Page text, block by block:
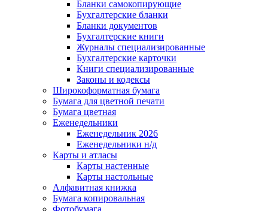
Бланки самокопирующие
Бухгалтерские бланки
Бланки документов
Бухгалтерские книги
Журналы специализированные
Бухгалтерские карточки
Книги специализированные
Законы и кодексы
Широкоформатная бумага
Бумага для цветной печати
Бумага цветная
Еженедельники
Еженедельник 2026
Еженедельники н/д
Карты и атласы
Карты настенные
Карты настольные
Алфавитная книжка
Бумага копировальная
Фотобумага